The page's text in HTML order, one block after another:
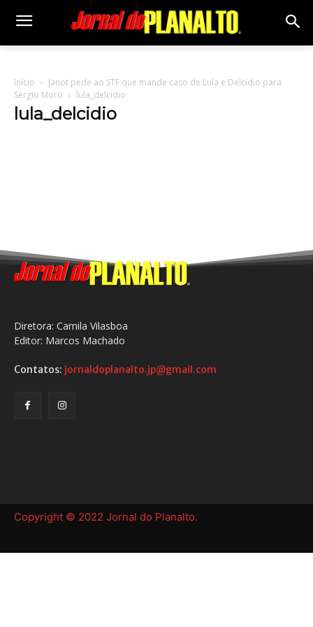
Início
Janot pede ao STF que mande caso de Lula e Delcídio para
Sérgio Moro
lula_delcidio
lula_delcidio
Diretora: Camila Vilasboa
Editor: Marcos Machado
Contatos: jornaldoplanalto.jp@gmail.com
Copyright © 2022 Jornal do Planalto.